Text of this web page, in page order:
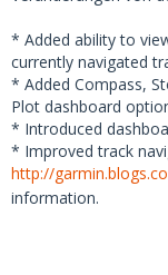
* Added ability to
currently navigated
* Added Compass,
Plot dashboard
* Introduced
* Improved track
http://
information.